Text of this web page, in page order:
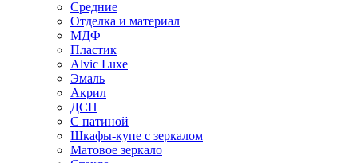
Средние
Отделка и материал
МДФ
Пластик
Alvic Luxe
Эмаль
Акрил
ДСП
С патиной
Шкафы-купе с зеркалом
Матовое зеркало